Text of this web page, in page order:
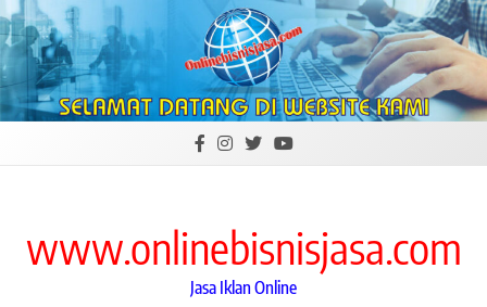
Skip
to
content
www.onlinebisnisjasa.com
Jasa Iklan Online